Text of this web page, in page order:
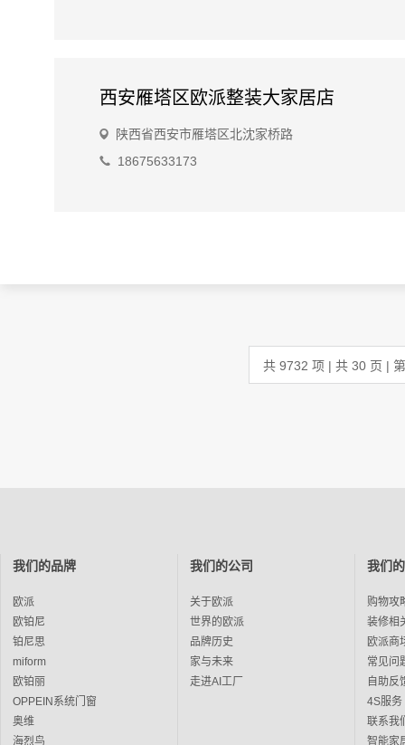
西安雁塔区欧派整装大家居店
陕西省西安市雁塔区北沈家桥路
18675633173
共 9732 项 | 共 30 页 |
我们的品牌
欧派
欧铂尼
铂尼思
miform
欧铂丽
OPPEIN系统门窗
奥维
海烈鸟
我们的公司
关于欧派
世界的欧派
品牌历史
家与未来
走进AI工厂
我们
购物攻
装修相
欧派商
常见问
自助反
4S服务
联系我
智能家